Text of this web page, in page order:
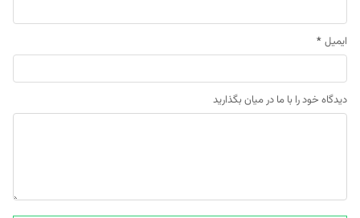
ایمیل *
دیدگاه خود را با ما در میان بگذارید